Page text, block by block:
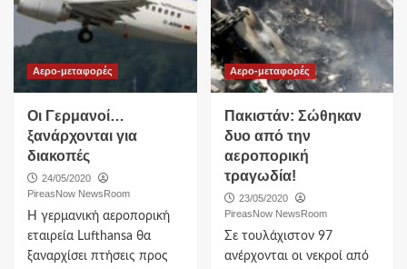
Αερο-μεταφορές
Οι Γερμανοί…
ξανάρχονται για
διακοπές
24/05/2020
PireasNow NewsRoom
Η γερμανική αεροπορική
εταιρεία Lufthansa θα
ξαναρχίσει πτήσεις προς
Αερο-μεταφορές
Πακιστάν: Σώθηκαν
δυο από την
αεροπορική
τραγωδία!
23/05/2020
PireasNow NewsRoom
Σε τουλάχιστον 97
ανέρχονται οι νεκροί από